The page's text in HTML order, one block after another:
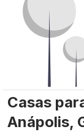
Casas
Anápolis,